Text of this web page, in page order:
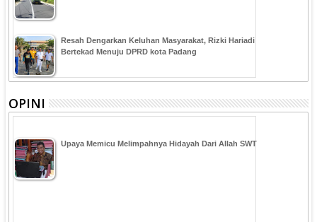
Resah Dengarkan Keluhan Masyarakat, Rizki Hariadi
Bertekad Menuju DPRD kota Padang
OPINI
Upaya Memicu Melimpahnya Hidayah Dari Allah SWT